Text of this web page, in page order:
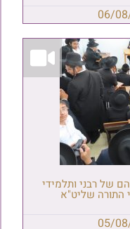
06/
של רבני ותלמידי
התורה שליט"א
05/